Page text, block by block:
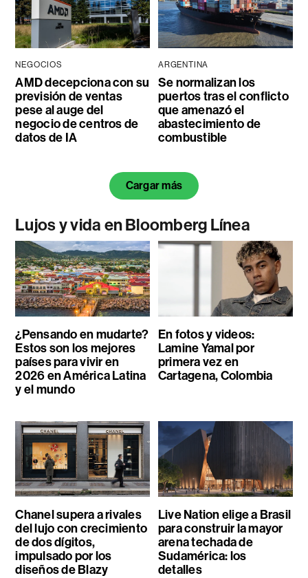
NEGOCIOS
AMD decepciona con su
previsión de ventas
pese al auge del
negocio de centros de
datos de IA
ARGENTINA
Se normalizan los
puertos tras el conflicto
que amenazó el
abastecimiento de
combustible
Cargar más
Lujos y vida en Bloomberg Línea
¿Pensando en mudarte?
Estos son los mejores
países para vivir en
2026 en América Latina
y el mundo
En fotos y videos:
Lamine Yamal por
primera vez en
Cartagena, Colombia
Chanel supera a rivales
del lujo con crecimiento
de dos dígitos,
impulsado por los
diseños de Blazy
Live Nation elige a Brasil
para construir la mayor
arena techada de
Sudamérica: los
detalles